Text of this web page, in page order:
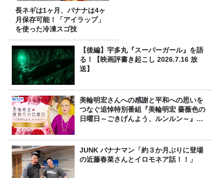
長ネギは1ヶ月、バナナは4ヶ
月保存可能！「アイラップ」
を使った冷凍スゴ技
【後編】宇多丸『スーパーガール』を語
る！【映画評書き起こし 2026.7.16 放
送】
美輪明宏さんへの感謝と平和への思いを
つなぐ追悼特別番組『美輪明宏 薔薇色の
日曜日～ごきげんよう、ルンルン～』
JUNK バナナマン「約３か月ぶりに登場
の近藤春菜さんとイロモネア話！！」